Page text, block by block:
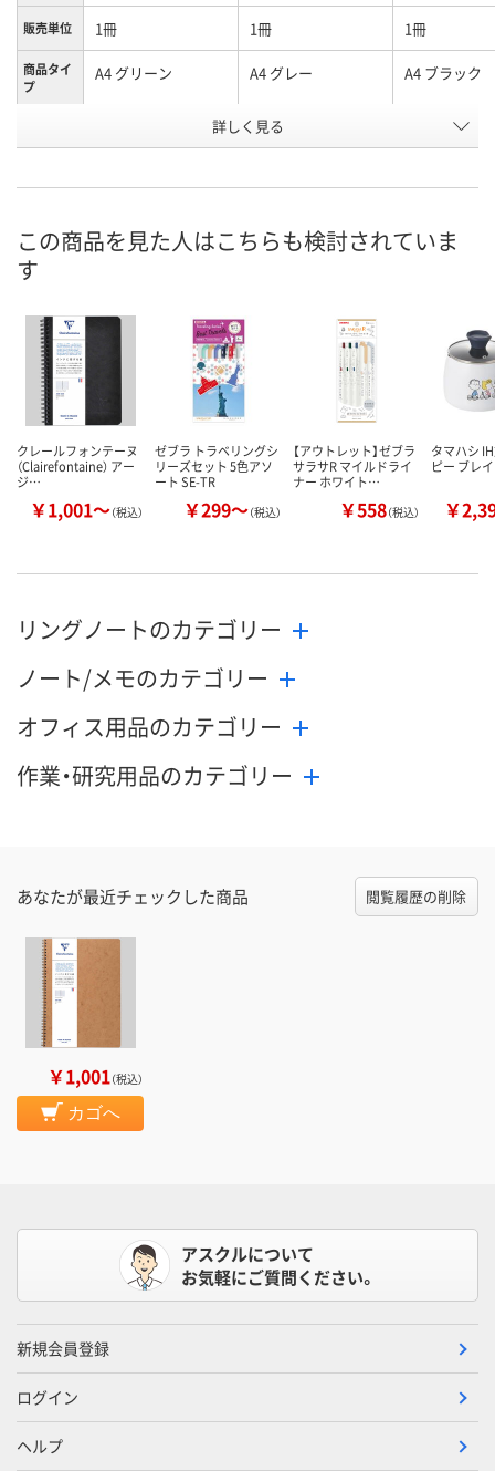
販売単位 1冊 1冊 1冊
商品タイ
プ
A4 グリーン A4 グレー A4 ブラック
RE29173 RH29175
8月24日（月）まで
カゴへ カゴへ カ
詳しく見る
この商品を見た人はこちらも検討されていま
す
クレールフォンテーヌ
（Clairefontaine） アー
ジ…
￥1,001～（税込）
ゼブラ トラベリングシ
リーズセット 5色アソ
ート SE-TR
￥299～（税込）
【アウトレット】ゼブラ
サラサR マイルドライ
ナー ホワイト…
￥558（税込）
タマハシ
ピー ブレ
￥
リングノートのカテゴリー
ノート/メモのカテゴリー
オフィス用品のカテゴリー
作業・研究用品のカテゴリー
あなたが最近チェックした商品 閲覧履歴の削除
￥1,001（税込）
カゴへ
アスクルについて
お気軽にご質問ください。
新規会員登録
ログイン
ヘルプ